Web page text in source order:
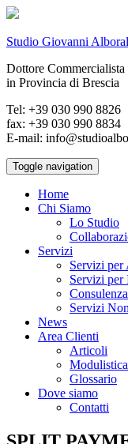
Studio Giovanni
Dottore
in Provincia di Brescia
Tel: +39 030 990 8826
fax: +39 030 990 8834
E-mail:
Toggle navigation
Home
Chi Siamo
Lo Studio
Servizi
Servizi per
Servizi per
Servizi
News
Area Clienti
Articoli
Modulistica
Glossario
Dove siamo
Contatti